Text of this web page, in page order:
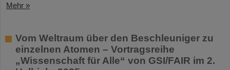
Mehr »
Vom Weltraum über den Beschleuniger zu
einzelnen Atomen – Vortragsreihe
„Wissenschaft für Alle“ von GSI/FAIR im 2.